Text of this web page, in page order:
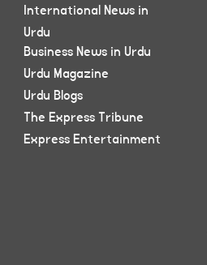
International News in
Urdu
Business News in Urdu
Urdu Magazine
Urdu Blogs
The Express Tribune
Express Entertainment